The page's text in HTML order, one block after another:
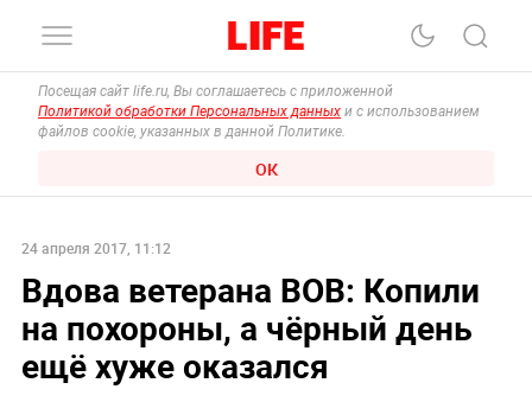
Посещая сайт life.ru, Вы соглашаетесь с приложенной
Политикой обработки Персональных данных и с использованием
файлов cookie, указанных в данной Политике.
ОК
24 апреля 2017, 11:12
Вдова ветерана ВОВ: Копили
на похороны, а чёрный день
ещё хуже оказался